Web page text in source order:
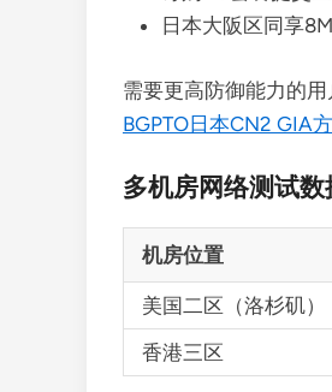
日本大阪区同享
需要更高防御能力的
BGPTO日本CN2 GIA
多机房网络测试数
机房位置
美国二区（洛杉矶）
香港三区